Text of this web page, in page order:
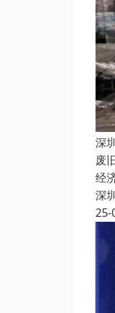
深
废
经
深
25-